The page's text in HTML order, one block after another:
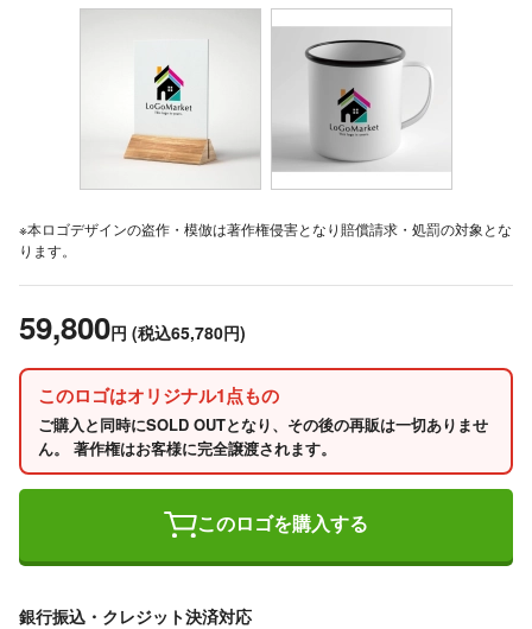
※本ロゴデザインの盗作・模倣は著作権侵害となり賠償請求・処罰の対象とな
ります。
59,800円 (税込65,780円)
このロゴはオリジナル1点もの
ご購入と同時にSOLD OUTとなり、その後の再販は一切ありませ
ん。 著作権はお客様に完全譲渡されます。
このロゴを購入する
銀行振込・クレジット決済対応